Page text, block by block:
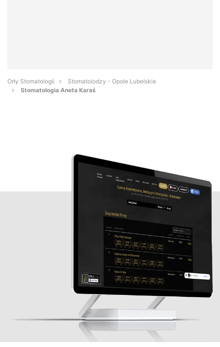
Orły Stomatologii
Stomatolodzy - Opole Lubelskie
Stomatologia Aneta Karaś